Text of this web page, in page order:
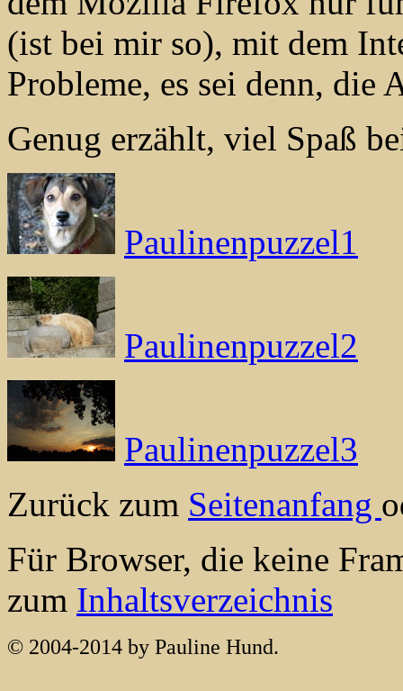
(ist bei mir so), mit dem
Probleme, es sei denn,
Genug erzählt, viel Spaß
Paulinenpuzzel1
Paulinenpuzzel2
Paulinenpuzzel3
Zurück zum Seitenanfang
Für Browser, die keine
zum Inhaltsverzeichnis
© 2004-2014 by Pauline Hund.